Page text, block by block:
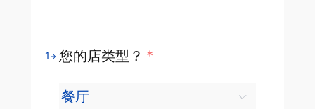
1 您的店类型？ *